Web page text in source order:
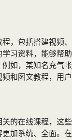
，包括搭建视频、
习资料，能够帮助
如，某知名充气帐
和图文教程，用户
的在线课程，这些
加系统、全面。在